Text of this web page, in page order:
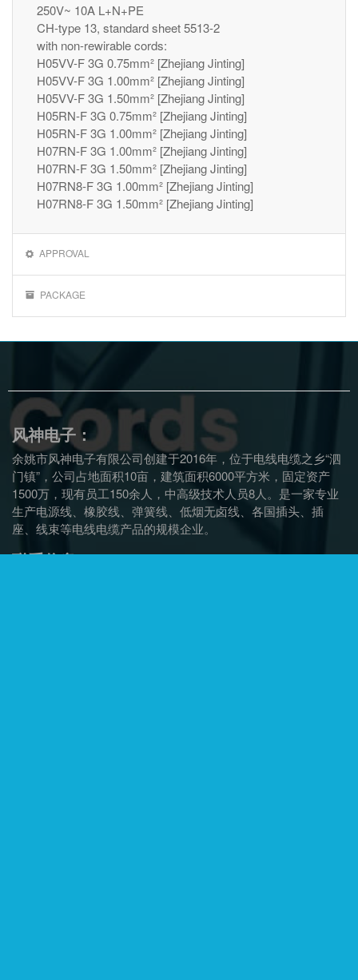
250V~ 10A L+N+PE
CH-type 13, standard sheet 5513-2
with non-rewirable cords:
H05VV-F 3G 0.75mm² [Zhejiang Jinting]
H05VV-F 3G 1.00mm² [Zhejiang Jinting]
H05VV-F 3G 1.50mm² [Zhejiang Jinting]
H05RN-F 3G 0.75mm² [Zhejiang Jinting]
H05RN-F 3G 1.00mm² [Zhejiang Jinting]
H07RN-F 3G 1.00mm² [Zhejiang Jinting]
H07RN-F 3G 1.50mm² [Zhejiang Jinting]
H07RN8-F 3G 1.00mm² [Zhejiang Jinting]
H07RN8-F 3G 1.50mm² [Zhejiang Jinting]
APPROVAL
PACKAGE
风神电子：
余姚市风神电子有限公司创建于2016年，位于电线电缆之乡“泗
门镇”，公司占地面积10亩，建筑面积6000平方米，固定资产
1500万，现有员工150余人，中高级技术人员8人。是一家专业
生产电源线、橡胶线、弹簧线、低烟无卤线、各国插头、插
座、线束等电线电缆产品的规模企业。
联系信息：